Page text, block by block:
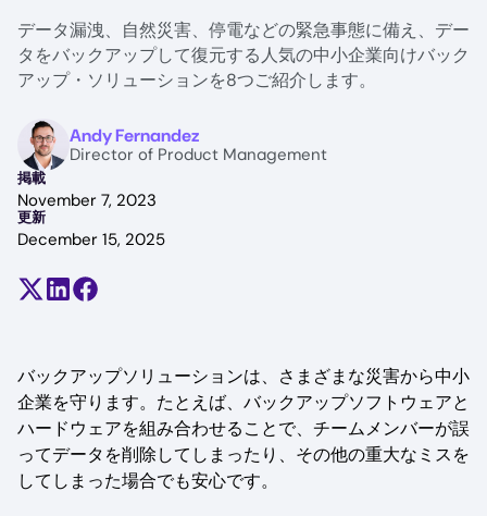
データ漏洩、自然災害、停電などの緊急事態に備え、デー
タをバックアップして復元する人気の中小企業向けバック
アップ・ソリューションを8つご紹介します。
Image Andy Fernandez
Director of Product Management
掲載
November 7, 2023
更新
December 15, 2025
Share on X (formerly Twitter)
Share on LinkedIn
Share on Facebook
バックアップソリューションは、さまざまな災害から中小
企業を守ります。たとえば、バックアップソフトウェアと
ハードウェアを組み合わせることで、チームメンバーが誤
ってデータを削除してしまったり、その他の重大なミスを
してしまった場合でも安心です。